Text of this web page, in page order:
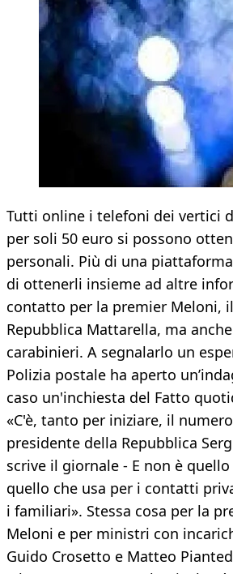
Tutti online i telefoni dei vertici
per soli 50 euro si possono
personali. Più di una
di ottenerli insieme ad altre
contatto per la premier Meloni,
Repubblica Mattarella, ma
carabinieri. A segnalarlo un
Polizia postale ha aperto
caso un'inchiesta del Fatto
«C'è, tanto per iniziare, il
presidente della Repubblica
scrive il giornale - E non è
quello che usa per i contatti
i familiari». Stessa cosa per la
Meloni e per ministri con
Guido Crosetto e Matteo